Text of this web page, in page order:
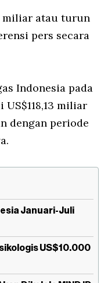
miliar atau turun
pers secara
Indonesia pada
miliar
dengan periode
Januari-Juli
US$10.000